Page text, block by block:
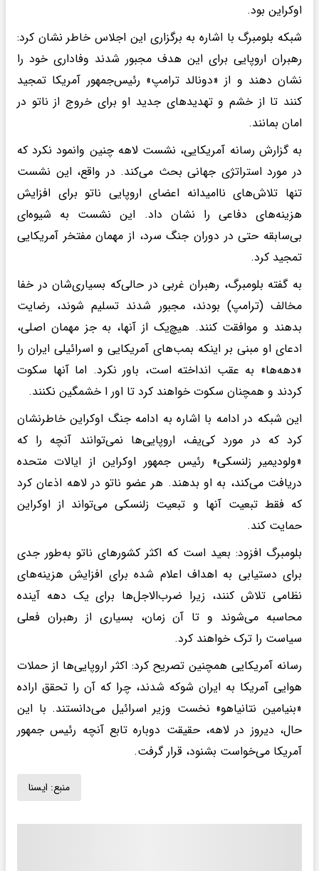
اوکراین بود.
شبکه بلومبرگ با اشاره به برگزاری این اجلاس خاطر نشان کرد:
رهبران اروپایی برای این هدف مجبور شدند وفاداری خود را
نشان دهند و از «دونالد ترامپ» رئیس‌جمهور آمریکا تمجید
کنند تا از خشم و تهدیدهای جدید او برای خروج از ناتو در
امان بمانند.
به گزارش رسانه آمریکایی، نشست لاهه چنین وانمود نکرد که
در مورد استراتژی جهانی بحث می‌کند. در واقع، این نشست
تنها تلاش‌های ناامیدانه اعضای اروپایی ناتو برای افزایش
هزینه‌های دفاعی را نشان داد. این نشست به شیوه‌ای
بی‌سابقه حتی در دوران جنگ سرد، از مهمان مفتخر آمریکایی
تمجید کرد.
به گفته بلومبرگ، رهبران غربی در حالی‌که بسیاری‌شان در خفا
مخالف (ترامپ) بودند، مجبور شدند تسلیم شوند، رضایت
بدهند و موافقت کنند. هیچ‌یک از آنها، به جز مهمان اصلی،
ادعای او مبنی بر اینکه بمب‌های آمریکایی و اسرائیلی ایران را
«دهه‌ها» به عقب انداخته است، باور نکرد. اما آنها سکوت
کردند و همچنان سکوت خواهند کرد تا اور ا خشمگین نکنند.
این شبکه در ادامه با اشاره به ادامه جنگ اوکراین خاطرنشان
کرد که در مورد کی‌یف، اروپایی‌ها نمی‌توانند آنچه را که
«ولودیمیر زلنسکی» رئیس جمهور اوکراین از ایالات متحده
دریافت می‌کند، به او بدهند. هر عضو ناتو در لاهه اذعان کرد
که فقط تبعیت آنها و تبعیت زلنسکی می‌تواند از اوکراین
حمایت کند.
بلومبرگ افزود: بعید است که اکثر کشورهای ناتو به‌طور جدی
برای دستیابی به اهداف اعلام شده برای افزایش هزینه‌های
نظامی تلاش کنند، زیرا ضرب‌الاجل‌ها برای یک دهه آینده
محاسبه می‌شوند و تا آن زمان، بسیاری از رهبران فعلی
سیاست را ترک خواهند کرد.
رسانه آمریکایی همچنین تصریح کرد: اکثر اروپایی‌ها از حملات
هوایی آمریکا به ایران شوکه شدند، چرا که آن را تحقق اراده
«بنیامین نتانیاهو» نخست وزیر اسرائیل می‌دانستند. با این
حال، دیروز در لاهه، حقیقت دوباره تابع آنچه رئیس جمهور
آمریکا می‌خواست بشنود، قرار گرفت.
منبع: ايسنا